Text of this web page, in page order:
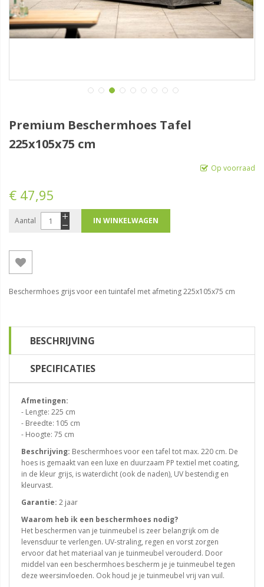
Premium Beschermhoes Tafel
225x105x75 cm
Op voorraad
€ 47,95
Aantal IN WINKELWAGEN
Beschermhoes grijs voor een tuintafel met afmeting 225x105x75 cm
BESCHRIJVING
SPECIFICATIES
Afmetingen:
- Lengte: 225 cm
- Breedte: 105 cm
- Hoogte: 75 cm
Beschrijving: Beschermhoes voor een tafel tot max. 220 cm. De
hoes is gemaakt van een luxe en duurzaam PP textiel met coating,
in de kleur grijs, is waterdicht (ook de naden), UV bestendig en
kleurvast.
Garantie: 2 jaar
Waarom heb ik een beschermhoes nodig?
Het beschermen van je tuinmeubel is zeer belangrijk om de
levensduur te verlengen. UV-straling, regen en vorst zorgen
ervoor dat het materiaal van je tuinmeubel verouderd. Door
middel van een beschermhoes bescherm je je tuinmeubel tegen
deze weersinvloeden. Ook houd je je tuinmeubel vrij van vuil.